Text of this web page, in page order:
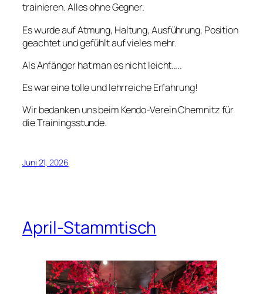
trainieren. Alles ohne Gegner.
Es wurde auf Atmung, Haltung, Ausführung, Position
geachtet und gefühlt auf vieles mehr.
Als Anfänger hat man es nicht leicht…..
Es war eine tolle und lehrreiche Erfahrung!
Wir bedanken uns beim Kendo-Verein Chemnitz für
die Trainingsstunde.
Juni 21, 2026
April-Stammtisch